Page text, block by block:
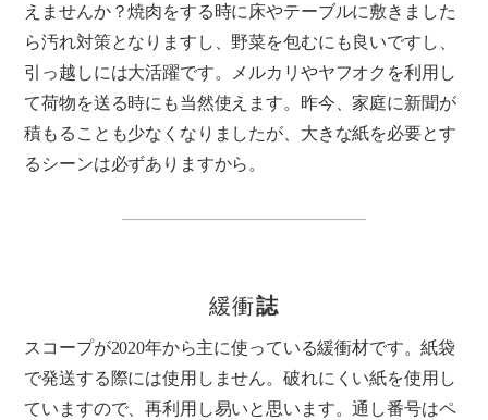
えませんか？焼肉をする時に床やテーブルに敷きました
ら汚れ対策となりますし、野菜を包むにも良いですし、
引っ越しには大活躍です。メルカリやヤフオクを利用し
て荷物を送る時にも当然使えます。昨今、家庭に新聞が
積もることも少なくなりましたが、大きな紙を必要とす
るシーンは必ずありますから。
緩衝誌
スコープが2020年から主に使っている緩衝材です。紙袋
で発送する際には使用しません。破れにくい紙を使用し
ていますので、再利用し易いと思います。通し番号はペ